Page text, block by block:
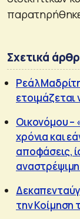
Σχετικά
Ρεάλ
Οικονόμου –
χρόνια και
αποφάσεις,
την Κοίμηση